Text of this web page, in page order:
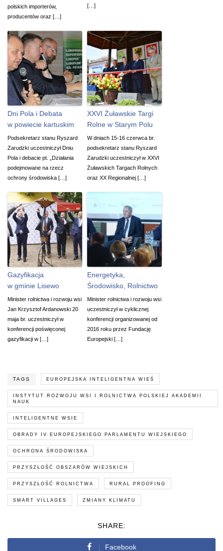
polskich importerów,
producentów oraz […]
[…]
Dni Pola i Debata
w powiecie kartuskim
Podsekretarz stanu Ryszard
Zarudzki uczestniczył Dniu
Pola i debacie pt. „Działania
podejmowane na rzecz
ochrony środowiska […]
XXVI Żuławskie Targi
Rolne w Starym Polu
W dniach 15-16 czerwca br.
podsekretarz stanu Ryszard
Zarudzki uczestniczył w XXVI
Żuławskich Targach Rolnych
oraz XX Regionalnej […]
Gazyfikacja
w gminie Lisewo
Minister rolnictwa i rozwoju wsi
Jan Krzysztof Ardanowski 20
maja br. uczestniczył w
konferencji poświęconej
gazyfikacji w […]
Energetyka,
Środowisko, Rolnictwo
Minister rolnictwa i rozwoju wsi
uczestniczył w cyklicznej
konferencji organizowanej od
2016 roku przez Fundację
Europejski […]
TAGS EUROPEJSKA INTELIGENTNA WIEŚ
INSTYTUT ROZWOJU WSI I ROLNICTWA POLSKIEJ AKADEMII
NAUK
INTELIGENTNE WSIE
OBRADY IV EUROPEJSKIEGO PARLAMENTU WIEJSKIEGO
OCHRONA ŚRODOWISKA
PRZYSZŁOŚĆ OBSZARÓW WIEJSKICH
PRZYSZŁOŚĆ ROLNICTWA RURAL PROOFING
SMART VILLAGES ZMIANY KLIMATU
SHARE:
Facebook